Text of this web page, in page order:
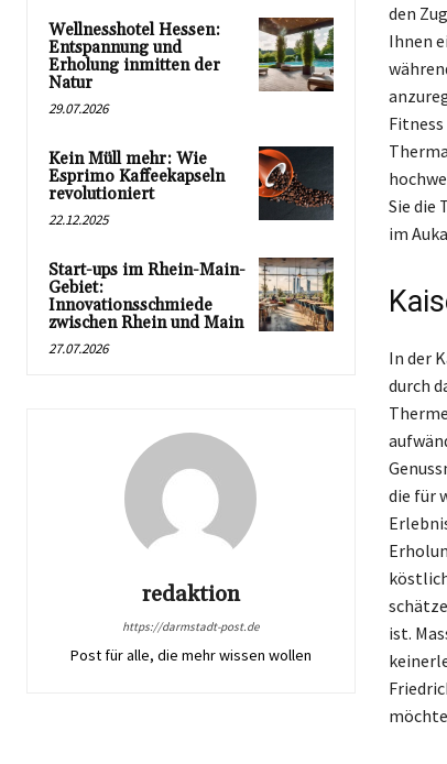
Wellnesshotel Hessen:
Entspannung und
Erholung inmitten der
Natur
29.07.2026
Kein Müll mehr: Wie
Esprimo Kaffeekapseln
revolutioniert
22.12.2025
Start-ups im Rhein-Main-
Gebiet:
Innovationsschmiede
zwischen Rhein und Main
27.07.2026
redaktion
https://darmstadt-post.de
Post für alle, die mehr wissen wollen
den
Ihnen
Sie die
im
In der
durch
die für
ist.